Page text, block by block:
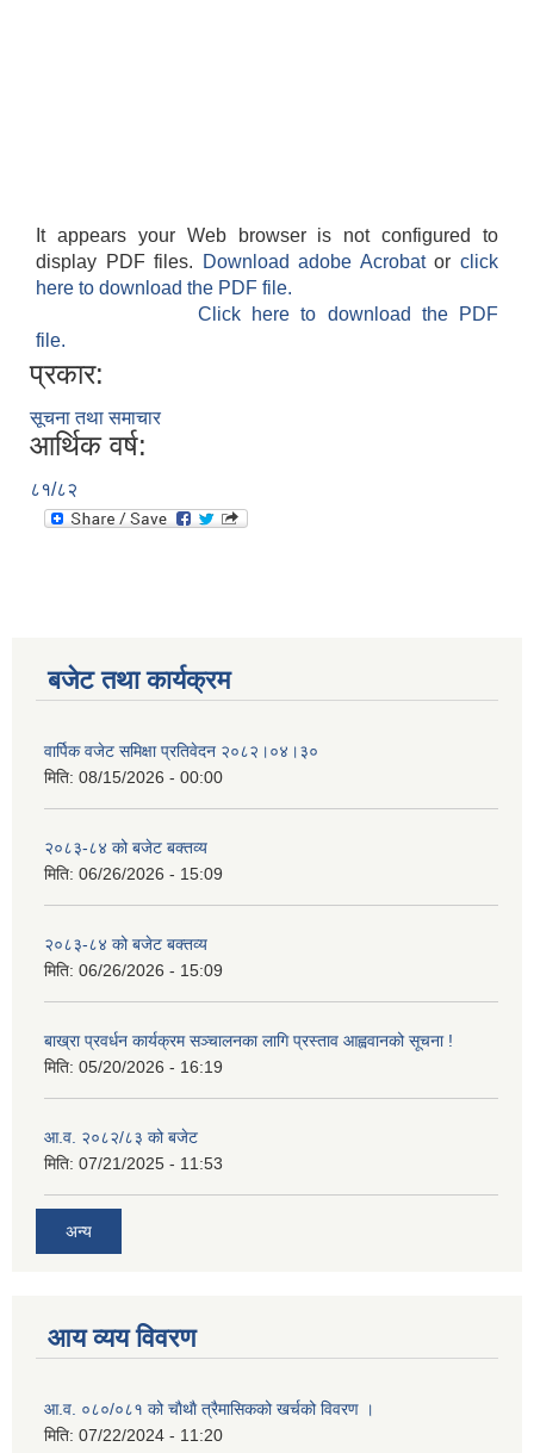
It appears your Web browser is not configured to
display PDF files.
Download adobe Acrobatorclick
here to download the PDF file.
Click here to download the PDF
file.
प्रकार:
सूचना तथा समाचार
आर्थिक वर्ष:
८१/८२
बजेट तथा कार्यक्रम
वार्पिक वजेट समिक्षा प्रतिवेदन २०८२।०४।३०
मिति: 08/15/2026 - 00:00
२०८३-८४ को बजेट बक्तव्य
मिति: 06/26/2026 - 15:09
२०८३-८४ को बजेट बक्तव्य
मिति: 06/26/2026 - 15:09
बाख्रा प्रवर्धन कार्यक्रम सञ्चालनका लागि प्रस्ताव आह्ववानको सूचना !
मिति: 05/20/2026 - 16:19
आ.व. २०८२/८३ को बजेट
मिति: 07/21/2025 - 11:53
अन्य
आय व्यय विवरण
आ.व. ०८०/०८१ को चाैथाै त्रैमासिकको खर्चको विवरण ।
मिति: 07/22/2024 - 11:20